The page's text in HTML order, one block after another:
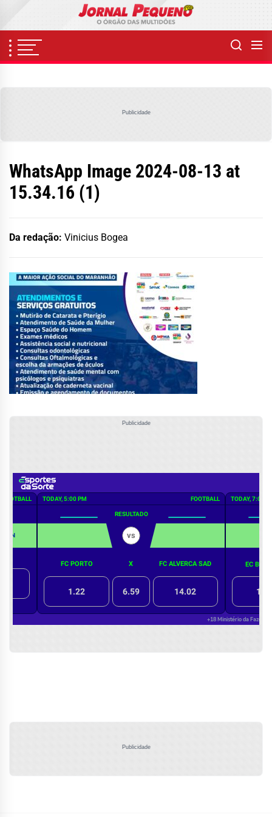
content
Publicidade
WhatsApp Image 2024-08-13 at
15.34.16 (1)
Da redação: Vinicius Bogea
Publicidade
Publicidade